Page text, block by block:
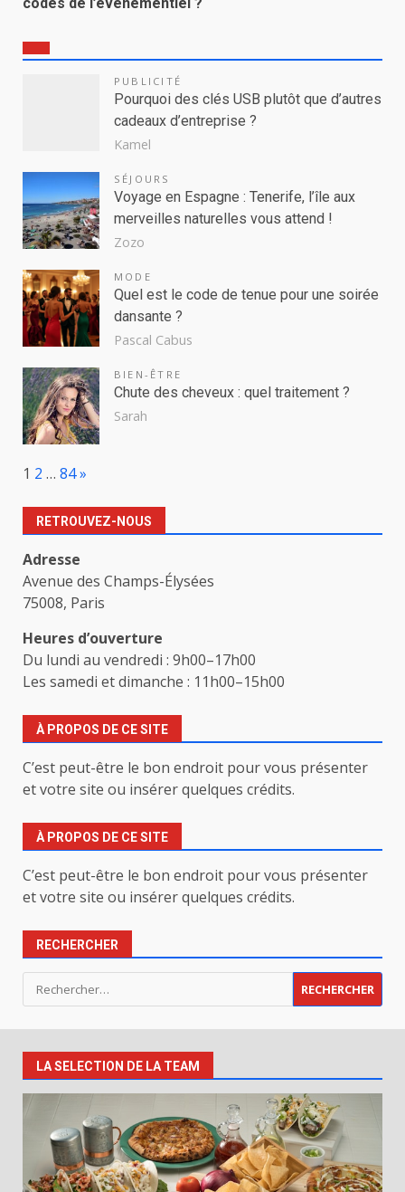
PUBLICITÉ
Pourquoi des clés USB plutôt que d’autres
cadeaux d’entreprise ?
Kamel
SÉJOURS
Voyage en Espagne : Tenerife, l’île aux
merveilles naturelles vous attend !
Zozo
MODE
Quel est le code de tenue pour une soirée
dansante ?
Pascal Cabus
BIEN-ÊTRE
Chute des cheveux : quel traitement ?
Sarah
Page:
1 2 … 84Next
»
RETROUVEZ-NOUS
Adresse
Avenue des Champs-Élysées
75008, Paris
Heures d’ouverture
Du lundi au vendredi : 9h00–17h00
Les samedi et dimanche : 11h00–15h00
À PROPOS DE CE SITE
C’est peut-être le bon endroit pour vous présenter
et votre site ou insérer quelques crédits.
À PROPOS DE CE SITE
C’est peut-être le bon endroit pour vous présenter
et votre site ou insérer quelques crédits.
RECHERCHER
Rechercher :
LA SELECTION DE LA TEAM